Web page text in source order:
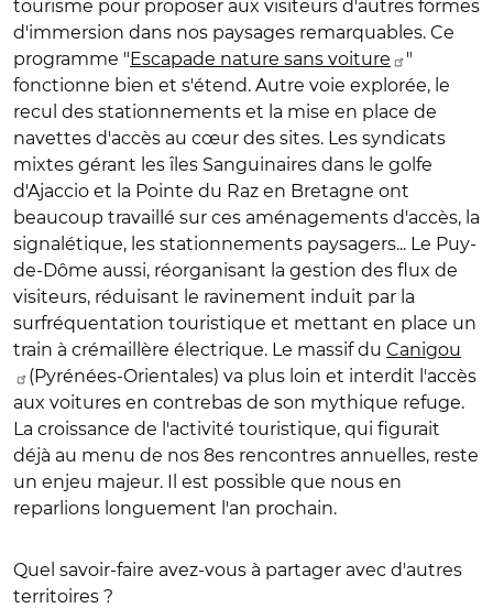
tourisme pour proposer aux visiteurs d'autres formes
d'immersion dans nos paysages remarquables. Ce
programme "Escapade nature sans voiture
"
fonctionne bien et s'étend. Autre voie explorée, le
recul des stationnements et la mise en place de
navettes d'accès au cœur des sites. Les syndicats
mixtes gérant les îles Sanguinaires dans le golfe
d'Ajaccio et la Pointe du Raz en Bretagne ont
beaucoup travaillé sur ces aménagements d'accès, la
signalétique, les stationnements paysagers... Le Puy-
de-Dôme aussi, réorganisant la gestion des flux de
visiteurs, réduisant le ravinement induit par la
surfréquentation touristique et mettant en place un
train à crémaillère électrique. Le massif du Canigou
(Pyrénées-Orientales) va plus loin et interdit l'accès
aux voitures en contrebas de son mythique refuge.
La croissance de l'activité touristique, qui figurait
déjà au menu de nos 8es rencontres annuelles, reste
un enjeu majeur. Il est possible que nous en
reparlions longuement l'an prochain.
Quel savoir-faire avez-vous à partager avec d'autres
territoires ?